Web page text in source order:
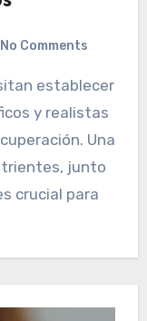
No Comments
y realistas
Una
junto
crucial para